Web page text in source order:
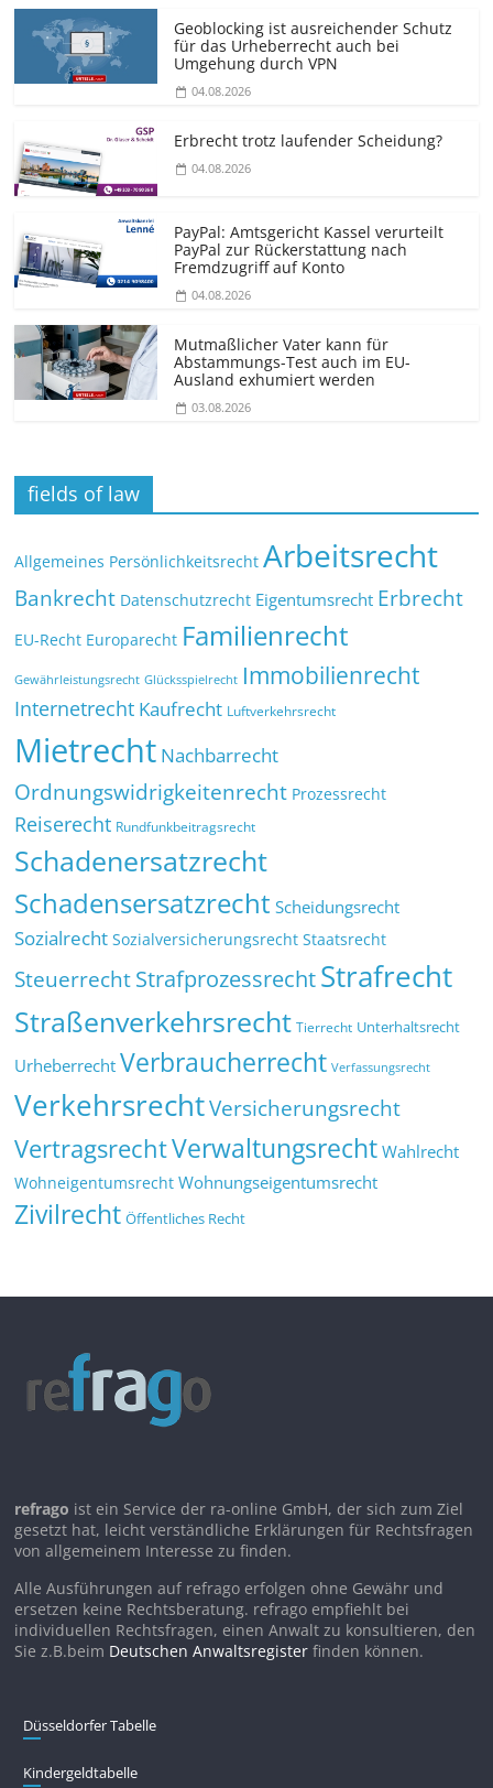
Geoblocking ist ausreichender Schutz
für das Urheberrecht auch bei
Umgehung durch VPN
04.08.2026
Erbrecht trotz laufender Scheidung?
04.08.2026
PayPal: Amtsgericht Kassel verurteilt
PayPal zur Rückerstattung nach
Fremdzugriff auf Konto
04.08.2026
Mutmaßlicher Vater kann für
Abstammungs-Test auch im EU-
Ausland exhumiert werden
03.08.2026
fields of law
Allgemeines Persönlichkeitsrecht Arbeitsrecht
Bankrecht Datenschutzrecht Eigentumsrecht Erbrecht
EU-Recht Europarecht Familienrecht
Gewährleistungsrecht Glücksspielrecht Immobilienrecht
Internetrecht Kaufrecht Luftverkehrsrecht
Mietrecht Nachbarrecht
Ordnungswidrigkeitenrecht Prozessrecht
Reiserecht Rundfunkbeitragsrecht
Schadenersatzrecht
Schadensersatzrecht Scheidungsrecht
Sozialrecht Sozialversicherungsrecht Staatsrecht
SteuerrechtStrafprozessrechtStrafrecht
Straßenverkehrsrecht Tierrecht Unterhaltsrecht
Urheberrecht Verbraucherrecht Verfassungsrecht
VerkehrsrechtVersicherungsrecht
VertragsrechtVerwaltungsrecht Wahlrecht
Wohneigentumsrecht Wohnungseigentumsrecht
Zivilrecht Öffentliches Recht
refrago ist ein Service der ra-online GmbH, der sich zum Ziel
gesetzt hat, leicht verständliche Erklärungen für Rechtsfragen
von allgemeinem Interesse zu finden.
Alle Ausführungen auf refrago erfolgen ohne Gewähr und
ersetzen keine Rechtsberatung. refrago empfiehlt bei
individuellen Rechtsfragen, einen Anwalt zu konsultieren, den
Sie z.B.beim Deutschen Anwaltsregister finden können.
Düsseldorfer Tabelle
Kindergeldtabelle